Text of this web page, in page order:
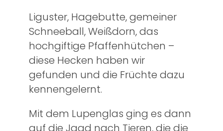
Liguster, Hagebutte, gemeiner
Schneeball, Weißdorn, das
hochgiftige Pfaffenhütchen –
diese Hecken haben wir
gefunden und die Früchte dazu
kennengelernt.
Mit dem Lupenglas ging es dann
auf die Jagd nach Tieren, die die